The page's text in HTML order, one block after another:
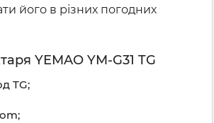
його в різних погодних
YEMAO YM-G31 TG
TG;